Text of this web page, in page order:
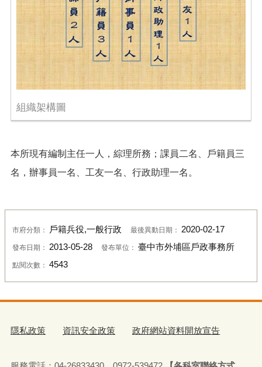
組織架構圖
本所現有編制主任一人，綜理所務；課員二名、戶籍員三
名，辦事員一名、工友一名、行政助理一名。
市府分類： 戶籍兵役,一般行政 最後異動日期： 2020-02-17
發布日期： 2013-05-28 發布單位： 臺中市外埔區戶政事務所
點閱次數： 4543
隱私政策 資訊安全政策 政府網站資料開放宣告